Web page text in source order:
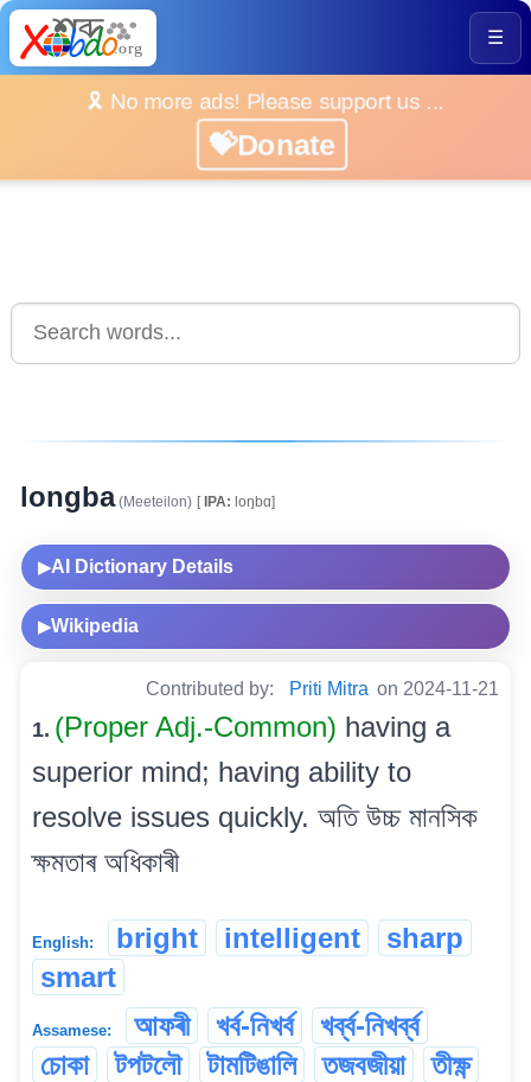
☰
🎗️ No more ads! Please support us ...
💝Donate
longba(Meeteilon) [IPA: loŋbɑ]
▶AI Dictionary Details
▶Wikipedia
Contributed by: Priti Mitra on 2024-11-21
1. (Proper Adj.-Common) having a
superior mind; having ability to
resolve issues quickly. অতি উচ্চ মানসিক
ক্ষমতাৰ অধিকাৰী
English: bright intelligent
sharp
smart
Assamese: আফৰী খৰ্ব-নিখৰ্ব
খৰ্ব্ব-নিখৰ্ব্ব
চোকা
টপটলৌ টামটিঙালি তজবজীয়া
তীক্ষ্ণ